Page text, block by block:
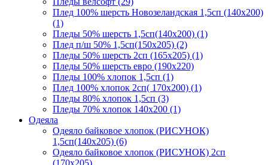
Плед 100% шерсть Новозеландская 1,5сп (140х200)
(1)
Пледы 50% шерсть 1,5сп(140х200) (1)
Плед п/ш 50% 1,5сп(150х205) (2)
Пледы 50% шерсть 2сп (165х205) (1)
Пледы 50% шерсть евро (190х220)
Пледы 100% хлопок 1,5сп (1)
Плед 100% хлопок 2сп( 170х200) (1)
Пледы 80% хлопок 1,5сп (3)
Пледы 70% хлопок 140х200 (1)
Одеяла
Одеяло байковое хлопок (РИСУНОК)
1,5сп(140х205) (6)
Одеяло байковое хлопок (РИСУНОК) 2сп
(170х205)